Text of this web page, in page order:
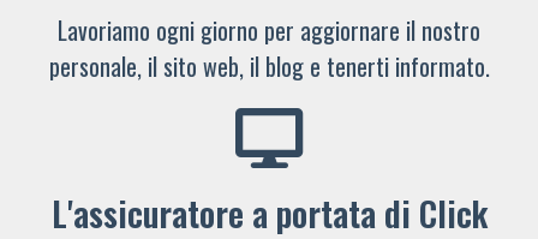
Lavoriamo ogni giorno per aggiornare il nostro
personale, il sito web, il blog e tenerti informato.
L'assicuratore a portata di Click